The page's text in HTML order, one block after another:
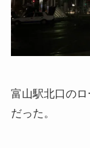
富山駅北口の
だった。